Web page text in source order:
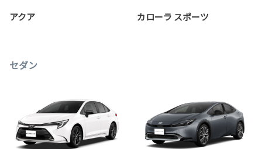
アクア カローラ スポーツ
セダン